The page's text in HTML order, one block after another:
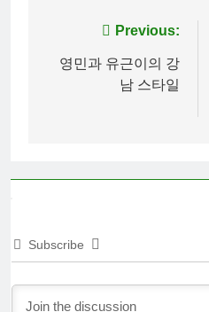
navigation
Previous:
영민과 유근이의 강
남 스타일
Subscribe